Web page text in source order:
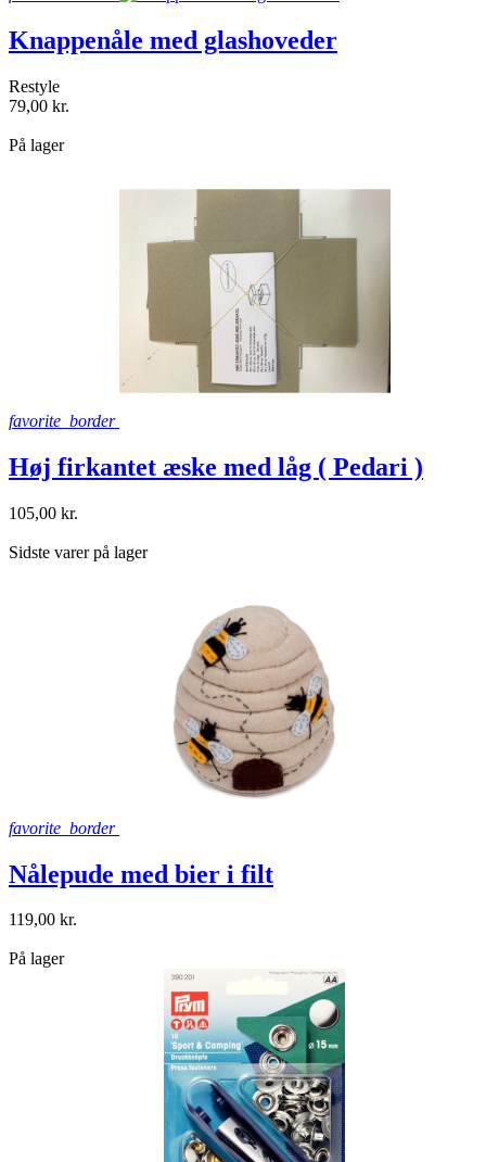
Knappenåle med glashoveder
Restyle
79,00 kr.
På lager
favorite_border
Høj firkantet æske med låg ( Pedari )
105,00 kr.
Sidste varer på lager
favorite_border
Nålepude med bier i filt
119,00 kr.
På lager